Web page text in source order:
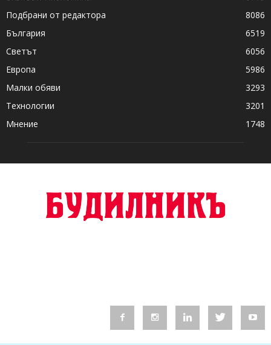
Подбрани от редактора
8086
България
6519
Светът
6056
Европа
5986
Малки обяви
3293
Технологии
3201
Мнение
1748